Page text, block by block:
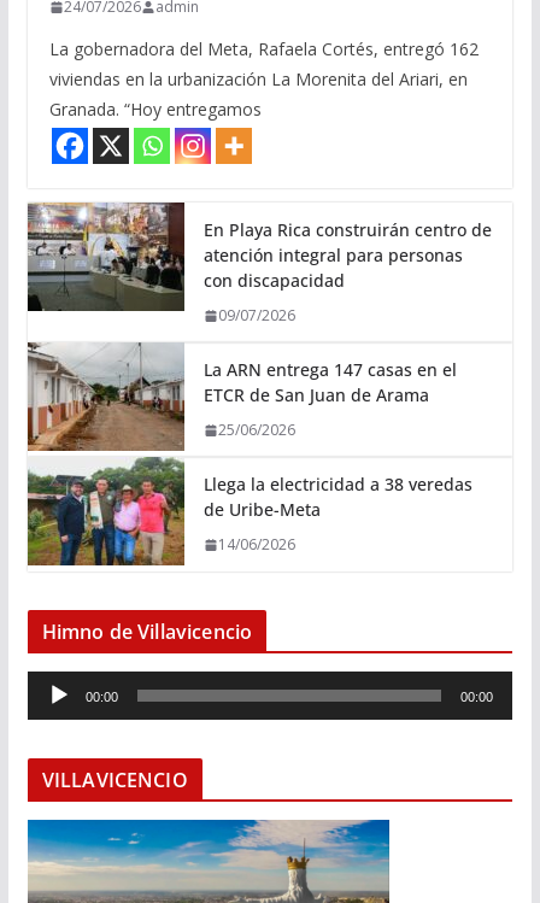
24/07/2026 admin
La gobernadora del Meta, Rafaela Cortés, entregó 162
viviendas en la urbanización La Morenita del Ariari, en
Granada. “Hoy entregamos
En Playa Rica construirán centro de
atención integral para personas
con discapacidad
09/07/2026
La ARN entrega 147 casas en el
ETCR de San Juan de Arama
25/06/2026
Llega la electricidad a 38 veredas
de Uribe-Meta
14/06/2026
Himno de Villavicencio
e
o
d
u
c
00:00 00:00
VILLAVICENCIO